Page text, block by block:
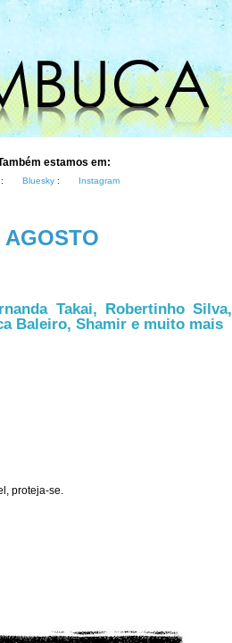
estamos em:
: Bluesky : Instagram
AGOSTO
Takai, Robertinho Silva,
Baleiro, Shamir e muito mais
proteja-se.